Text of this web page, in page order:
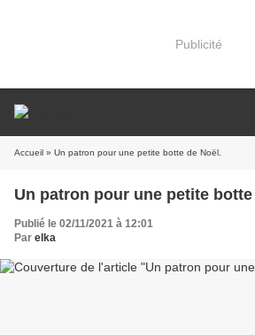
Publicité
Accueil » Un patron pour une petite botte de Noël.
Un patron pour une petite botte
Publié le 02/11/2021 à 12:01
Par elka